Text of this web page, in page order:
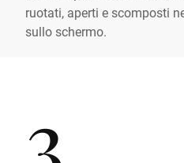
ruotati, aperti e scomposti
sullo schermo.
3